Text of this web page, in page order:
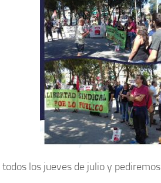
los jueves de julio y